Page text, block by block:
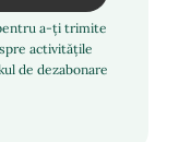
a-ți trimite
activitățile
de dezabonare